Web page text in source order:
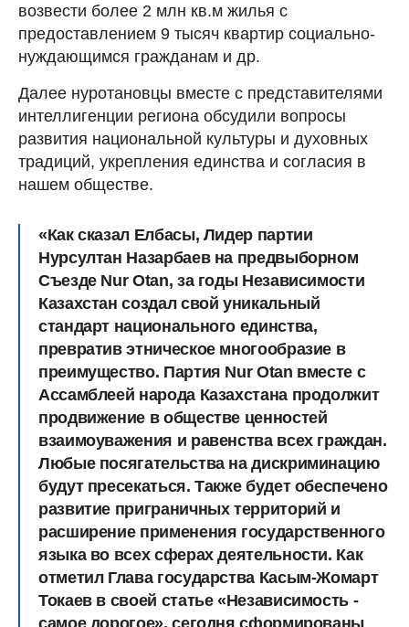
возвести более 2 млн кв.м жилья с
предоставлением 9 тысяч квартир социально-
нуждающимся гражданам и др.
Далее нуротановцы вместе с представителями
интеллигенции региона обсудили вопросы
развития национальной культуры и духовных
традиций, укрепления единства и согласия в
нашем обществе.
«Как сказал Елбасы, Лидер партии
Нурсултан Назарбаев на предвыборном
Съезде Nur Otan, за годы Независимости
Казахстан создал свой уникальный
стандарт национального единства,
превратив этническое многообразие в
преимущество. Партия Nur Otan вместе с
Ассамблеей народа Казахстана продолжит
продвижение в обществе ценностей
взаимоуважения и равенства всех граждан.
Любые посягательства на дискриминацию
будут пресекаться. Также будет обеспечено
развитие приграничных территорий и
расширение применения государственного
языка во всех сферах деятельности. Как
отметил Глава государства Касым-Жомарт
Токаев в своей статье «Независимость -
самое дорогое», сегодня сформированы